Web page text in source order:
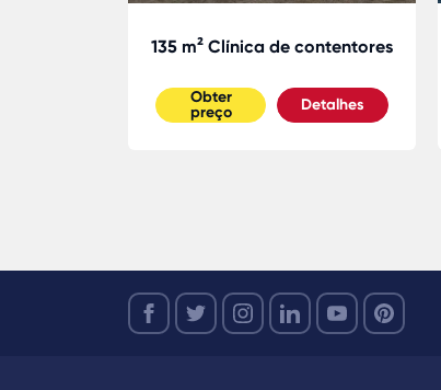
135 m² Clínica de contentores
Obter
preço
Detalhes